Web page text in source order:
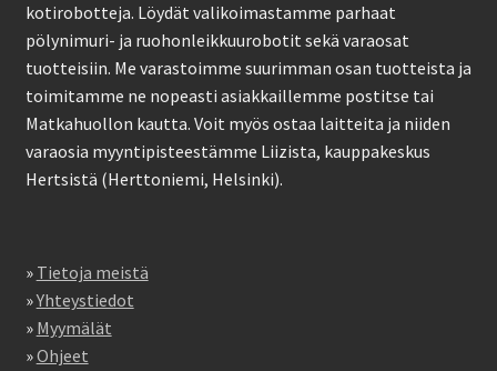
kotirobotteja. Löydät valikoimastamme parhaat
pölynimuri- ja ruohonleikkuurobotit sekä varaosat
tuotteisiin. Me varastoimme suurimman osan tuotteista ja
toimitamme ne nopeasti asiakkaillemme postitse tai
Matkahuollon kautta. Voit myös ostaa laitteita ja niiden
varaosia myyntipisteestämme Liizista, kauppakeskus
Hertsistä (Herttoniemi, Helsinki).
» Tietoja meistä
»Yhteystiedot
» Myymälät
»Ohjeet